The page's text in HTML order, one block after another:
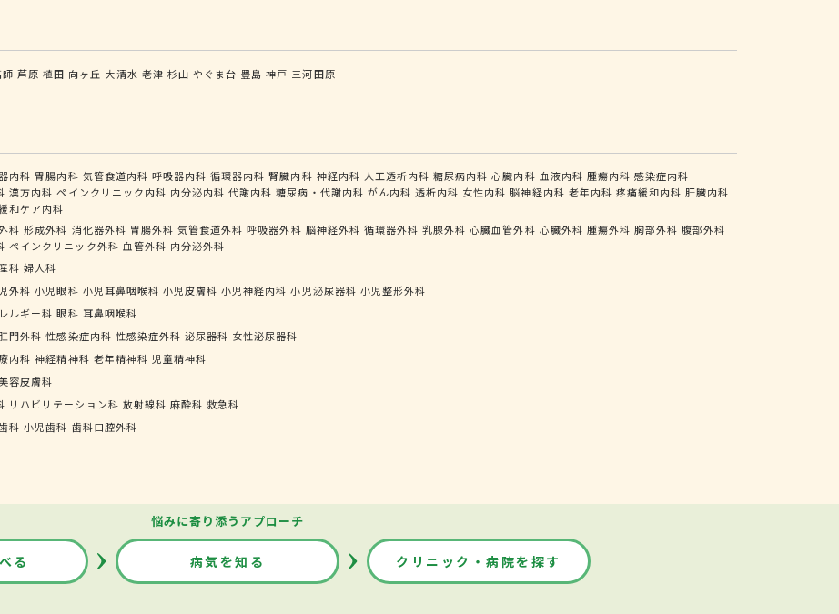
師 芦原 植田 向ヶ丘 大清水 老津 杉山 やぐま台 豊島 神戸 三河田原
内科 胃腸内科 気管食道内科 呼吸器内科 循環器内科 腎臓内科 神経内科 人工透析内科 糖尿病内科 心臓内科 血液内科 腫瘍内科 感染症内科
漢方内科 ペインクリニック内科 内分泌内科 代謝内科 糖尿病・代謝内科 がん内科 透析内科 女性内科 脳神経内科 老年内科 疼痛緩和内科 肝臓内科
和ケア内科
科 形成外科 消化器外科 胃腸外科 気管食道外科 呼吸器外科 脳神経外科 循環器外科 乳腺外科 心臓血管外科 心臓外科 腫瘍外科 胸部外科 腹部外科
ペインクリニック外科 血管外科 内分泌外科
科 婦人科
外科 小児眼科 小児耳鼻咽喉科 小児皮膚科 小児神経内科 小児泌尿器科 小児整形外科
ルギー科 眼科 耳鼻咽喉科
門外科 性感染症内科 性感染症外科 泌尿器科 女性泌尿器科
内科 神経精神科 老年精神科 児童精神科
容皮膚科
リハビリテーション科 放射線科 麻酔科 救急科
科 小児歯科 歯科口腔外科
悩みに寄り添うアプローチ
る 病気を知る クリニック・病院を探す